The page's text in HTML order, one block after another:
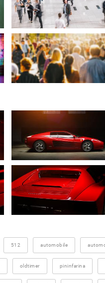
512 automobile
oldtimer pininfarina